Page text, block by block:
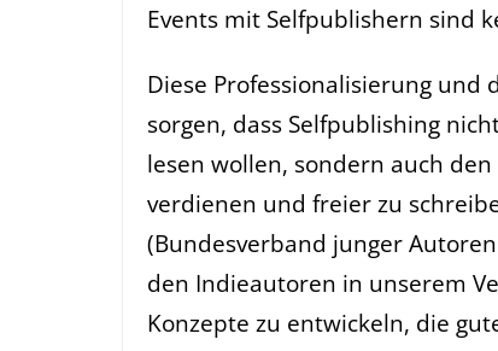
Events mit Selfpublishern sind
Diese Professionalisierung
sorgen, dass Selfpublishing
lesen wollen, sondern auch
verdienen und freier zu
(Bundesverband junger
den Indieautoren in unserem
Konzepte zu entwickeln, die